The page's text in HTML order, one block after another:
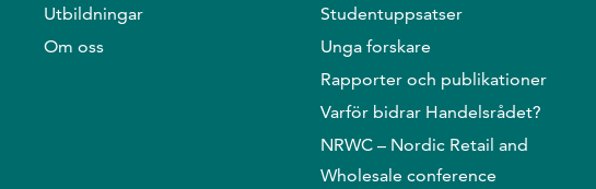
Utbildningar
Om oss
Studentuppsatser
Unga forskare
Rapporter och publikationer
Varför bidrar Handelsrådet?
NRWC – Nordic Retail and
Wholesale conference